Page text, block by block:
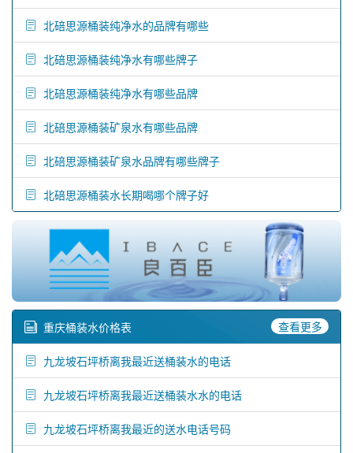
北碚思源桶装纯净水的品牌有哪些
北碚思源桶装纯净水有哪些牌子
北碚思源桶装纯净水有哪些品牌
北碚思源桶装矿泉水有哪些品牌
北碚思源桶装矿泉水品牌有哪些牌子
北碚思源桶装水长期喝哪个牌子好
重庆桶装水价格表 查看更多
九龙坡石坪桥离我最近送桶装水的电话
九龙坡石坪桥离我最近送桶装水水的电话
九龙坡石坪桥离我最近的送水电话号码